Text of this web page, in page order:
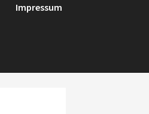
Impressum